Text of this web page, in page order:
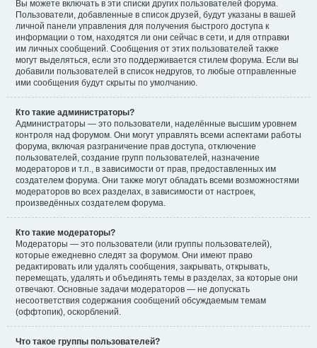
Вы можете включать в эти списки других пользователей форума.
Пользователи, добавленные в список друзей, будут указаны в вашей
личной панели управления для получения быстрого доступа к
информации о том, находятся ли они сейчас в сети, и для отправки
им личных сообщений. Сообщения от этих пользователей также
могут выделяться, если это поддерживается стилем форума. Если вы
добавили пользователей в список недругов, то любые отправленные
ими сообщения будут скрыты по умолчанию.
Кто такие администраторы?
Администраторы — это пользователи, наделённые высшим уровнем
контроля над форумом. Они могут управлять всеми аспектами работы
форума, включая разграничение прав доступа, отключение
пользователей, создание групп пользователей, назначение
модераторов и т.п., в зависимости от прав, предоставленных им
создателем форума. Они также могут обладать всеми возможностями
модераторов во всех разделах, в зависимости от настроек,
произведённых создателем форума.
Кто такие модераторы?
Модераторы — это пользователи (или группы пользователей),
которые ежедневно следят за форумом. Они имеют право
редактировать или удалять сообщения, закрывать, открывать,
перемещать, удалять и объединять темы в разделах, за которые они
отвечают. Основные задачи модераторов — не допускать
несоответствия содержания сообщений обсуждаемым темам
(оффтопик), оскорблений.
Что такое группы пользователей?